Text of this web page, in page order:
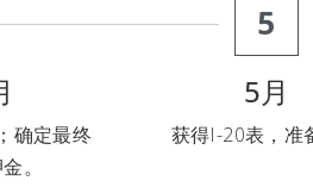
确定最终
。
5
5月
获得I-20表，准